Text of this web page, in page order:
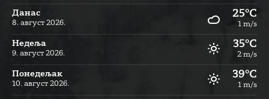
Данас
8. август 2026.
25°C
1 m/s
Недеља
9. август 2026.
35°C
2 m/s
Понедељак
10. август 2026.
39°C
1 m/s